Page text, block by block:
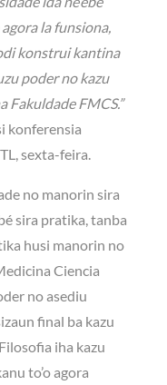
la funsiona,
konstrui kantina
poder no kazu
Fakuldade FMCS.”
konferensia
sexta-feira.
no manorin sira
sira pratika, tanba
husi manorin no
Ciencia
no asediu
final ba kazu
iha kazu
to’o agora